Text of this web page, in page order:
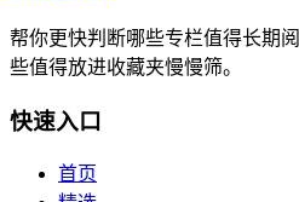
帮你更快判断哪些专栏值得长期
些值得放进收藏夹慢慢筛。
快速入口
首页